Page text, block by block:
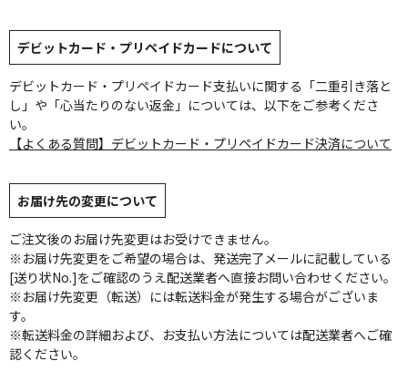
デビットカード・プリペイドカードについて
デビットカード・プリペイドカード支払いに関する「二重引き落と
し」や「心当たりのない返金」については、以下をご参考くださ
い。
【よくある質問】デビットカード・プリペイドカード決済について
お届け先の変更について
ご注文後のお届け先変更はお受けできません。
※お届け先変更をご希望の場合は、発送完了メールに記載している
[送り状No.]をご確認のうえ配送業者へ直接お問い合わせください。
※お届け先変更（転送）には転送料金が発生する場合がございま
す。
※転送料金の詳細および、お支払い方法については配送業者へご確
認ください。